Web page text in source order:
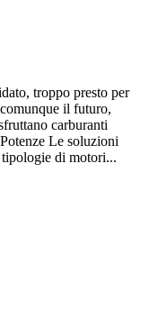
troppo presto per
il futuro,
carburanti
Le soluzioni
tipologie di motori...